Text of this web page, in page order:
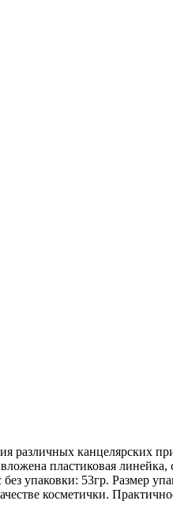
различных канцелярских
пластиковая
упаковки: 53гр. Размер
косметички.